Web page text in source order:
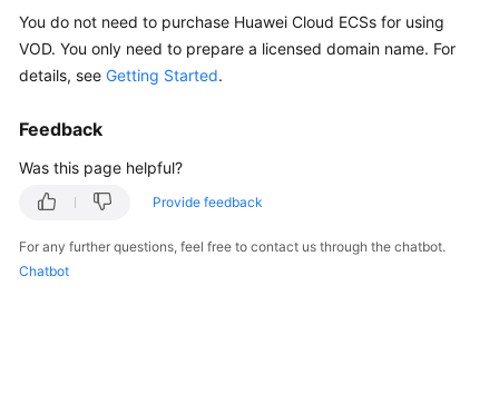
Service
Overview
Started
User
Guide
Best
You do not need to purchase Huawei Cloud ECSs for using
VOD. You only need to prepare a licensed domain name. For
details, see Getting Started.
Feedback
Was this page helpful?
Provide feedback
For any further questions, feel free to contact us through the chatbot.
Chatbot